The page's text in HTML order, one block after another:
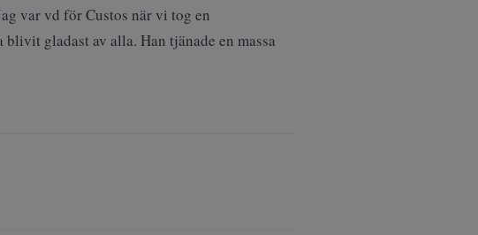
var vd för Custos när vi tog en
gladast av alla. Han tjänade en massa